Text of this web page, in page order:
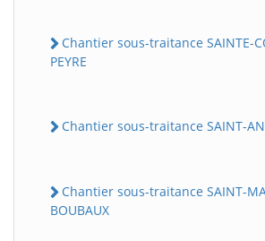
Chantier sous-traitance SAINTE-
PEYRE
Chantier sous-traitance SAINT-
Chantier sous-traitance SAINT-
BOUBAUX